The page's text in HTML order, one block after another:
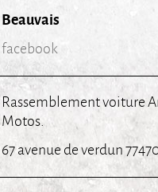
Beauvais
facebook
Rassemblement voiture
Motos.
67 avenue de verdun